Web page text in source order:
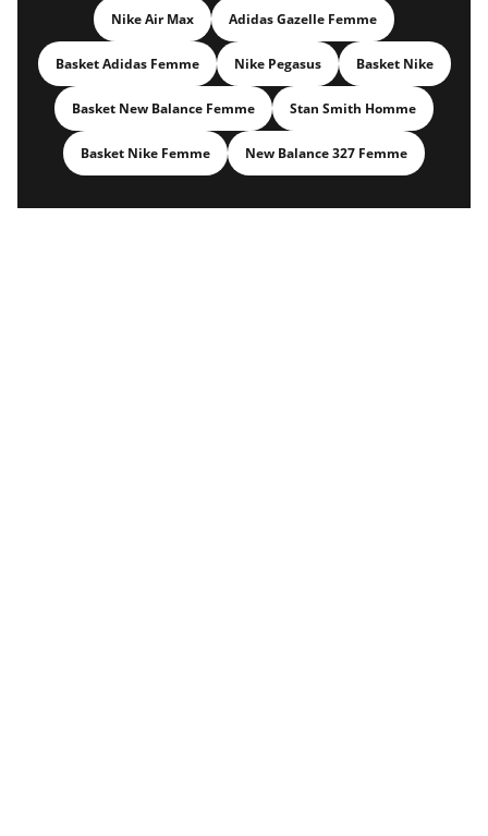
Nike Air Max Adidas Gazelle Femme
Basket Adidas Femme Nike Pegasus Basket Nike
Basket New Balance Femme Stan Smith Homme
Basket Nike Femme New Balance 327 Femme